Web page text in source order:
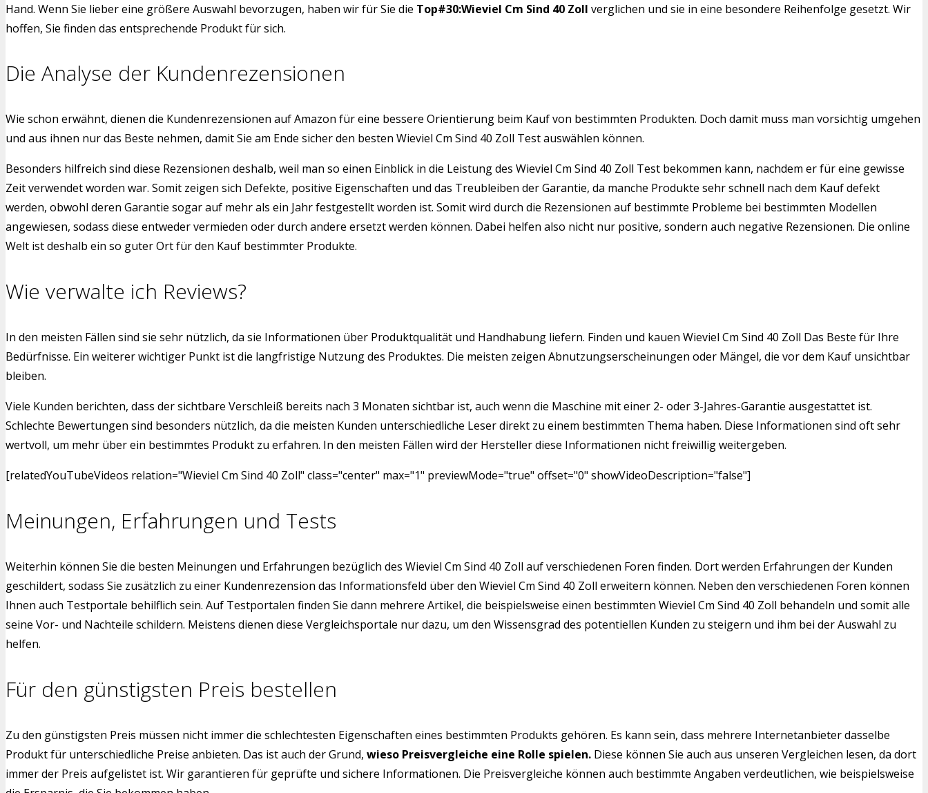
Hand. Wenn Sie lieber eine größere Auswahl bevorzugen, haben wir für Sie die Top#30:Wieviel Cm Sind 40 Zoll verglichen und sie in eine besondere Reihenfolge gesetzt. Wir
hoffen, Sie finden das entsprechende Produkt für sich.
Die Analyse der Kundenrezensionen
Wie schon erwähnt, dienen die Kundenrezensionen auf Amazon für eine bessere Orientierung beim Kauf von bestimmten Produkten. Doch damit muss man vorsichtig umgehen
und aus ihnen nur das Beste nehmen, damit Sie am Ende sicher den besten Wieviel Cm Sind 40 Zoll Test auswählen können.
Besonders hilfreich sind diese Rezensionen deshalb, weil man so einen Einblick in die Leistung des Wieviel Cm Sind 40 Zoll Test bekommen kann, nachdem er für eine gewisse
Zeit verwendet worden war. Somit zeigen sich Defekte, positive Eigenschaften und das Treubleiben der Garantie, da manche Produkte sehr schnell nach dem Kauf defekt
werden, obwohl deren Garantie sogar auf mehr als ein Jahr festgestellt worden ist. Somit wird durch die Rezensionen auf bestimmte Probleme bei bestimmten Modellen
angewiesen, sodass diese entweder vermieden oder durch andere ersetzt werden können. Dabei helfen also nicht nur positive, sondern auch negative Rezensionen. Die online
Welt ist deshalb ein so guter Ort für den Kauf bestimmter Produkte.
Wie verwalte ich Reviews?
In den meisten Fällen sind sie sehr nützlich, da sie Informationen über Produktqualität und Handhabung liefern. Finden und kauen Wieviel Cm Sind 40 Zoll Das Beste für Ihre
Bedürfnisse. Ein weiterer wichtiger Punkt ist die langfristige Nutzung des Produktes. Die meisten zeigen Abnutzungserscheinungen oder Mängel, die vor dem Kauf unsichtbar
bleiben.
Viele Kunden berichten, dass der sichtbare Verschleiß bereits nach 3 Monaten sichtbar ist, auch wenn die Maschine mit einer 2- oder 3-Jahres-Garantie ausgestattet ist.
Schlechte Bewertungen sind besonders nützlich, da die meisten Kunden unterschiedliche Leser direkt zu einem bestimmten Thema haben. Diese Informationen sind oft sehr
wertvoll, um mehr über ein bestimmtes Produkt zu erfahren. In den meisten Fällen wird der Hersteller diese Informationen nicht freiwillig weitergeben.
[relatedYouTubeVideos relation="Wieviel Cm Sind 40 Zoll" class="center" max="1" previewMode="true" offset="0" showVideoDescription="false"]
Meinungen, Erfahrungen und Tests
Weiterhin können Sie die besten Meinungen und Erfahrungen bezüglich des Wieviel Cm Sind 40 Zoll auf verschiedenen Foren finden. Dort werden Erfahrungen der Kunden
geschildert, sodass Sie zusätzlich zu einer Kundenrezension das Informationsfeld über den Wieviel Cm Sind 40 Zoll erweitern können. Neben den verschiedenen Foren können
Ihnen auch Testportale behilflich sein. Auf Testportalen finden Sie dann mehrere Artikel, die beispielsweise einen bestimmten Wieviel Cm Sind 40 Zoll behandeln und somit alle
seine Vor- und Nachteile schildern. Meistens dienen diese Vergleichsportale nur dazu, um den Wissensgrad des potentiellen Kunden zu steigern und ihm bei der Auswahl zu
helfen.
Für den günstigsten Preis bestellen
Zu den günstigsten Preis müssen nicht immer die schlechtesten Eigenschaften eines bestimmten Produkts gehören. Es kann sein, dass mehrere Internetanbieter dasselbe
Produkt für unterschiedliche Preise anbieten. Das ist auch der Grund, wieso Preisvergleiche eine Rolle spielen. Diese können Sie auch aus unseren Vergleichen lesen, da dort
immer der Preis aufgelistet ist. Wir garantieren für geprüfte und sichere Informationen. Die Preisvergleiche können auch bestimmte Angaben verdeutlichen, wie beispielsweise